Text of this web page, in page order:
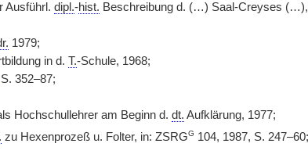
Ausführl. dipl.-hist. Beschreibung d. (…) Saal-Creyses (…),
1979;
in d. T.-Schule, 1968;
S. 352–87;
Hochschullehrer am Beginn d. dt. Aufklärung, 1977;
zu Hexenprozeß u. Folter, in: ZSRGG 104, 1987, S. 247–60;